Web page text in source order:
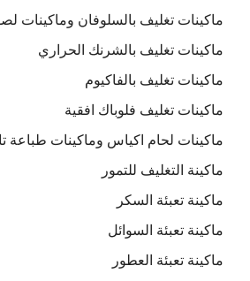
ماكينات تغليف بالسلوفان وماكينات
ماكينات تغليف بالشرنك الحراري
ماكينات تغليف بالفاكيوم
ماكينات تغليف فلوباك افقية
ماكينات لحام اكياس وماكينات طباعة
ماكينة التغليف للتمور
ماكينة تعبئة السكر
ماكينة تعبئة السوائل
ماكينة تعبئة العطور